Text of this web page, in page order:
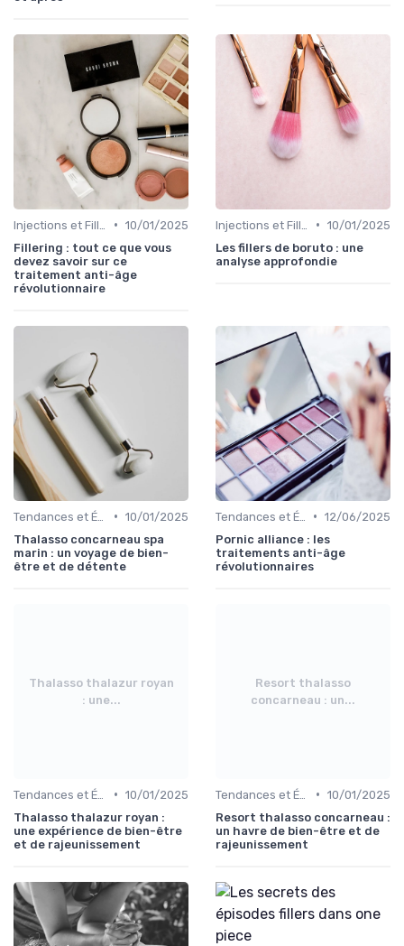
• 10/01/2025
Fillering : tout ce que vous
devez savoir sur ce
traitement anti-âge
révolutionnaire
• 10/01/2025
Les fillers de boruto : une
analyse approfondie
• 10/01/2025
Thalasso concarneau spa
marin : un voyage de bien-
être et de détente
• 12/06/2025
Pornic alliance : les
traitements anti-âge
révolutionnaires
Thalasso thalazur royan
: une...
• 10/01/2025
Thalasso thalazur royan :
une expérience de bien-être
et de rajeunissement
Resort thalasso
concarneau : un...
• 10/01/2025
Resort thalasso concarneau :
un havre de bien-être et de
rajeunissement